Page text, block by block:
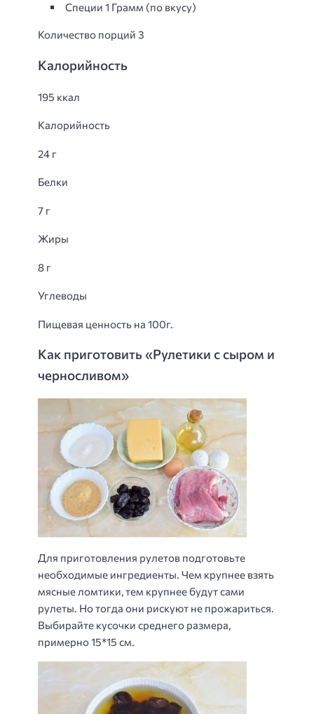
Специи 1 Грамм (по вкусу)
Количество порций 3
Калорийность
195 ккал
Калорийность
24 г
Белки
7 г
Жиры
8 г
Углеводы
Пищевая ценность на 100г.
Как приготовить «Рулетики с сыром и
черносливом»
Для приготовления рулетов подготовьте
необходимые ингредиенты. Чем крупнее взять
мясные ломтики, тем крупнее будут сами
рулеты. Но тогда они рискуют не прожариться.
Выбирайте кусочки среднего размера,
примерно 15*15 см.